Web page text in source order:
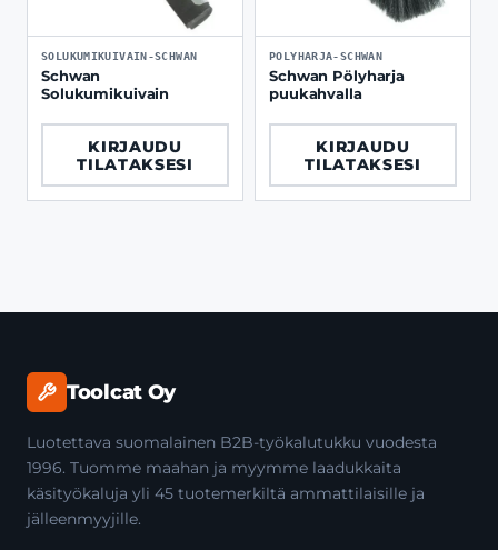
SOLUKUMIKUIVAIN-SCHWAN
Schwan
Solukumikuivain
KIRJAUDU
TILATAKSESI
POLYHARJA-SCHWAN
Schwan Pölyharja
puukahvalla
KIRJAUDU
TILATAKSESI
Toolcat Oy
Luotettava suomalainen B2B-työkalutukku vuodesta
1996. Tuomme maahan ja myymme laadukkaita
käsityökaluja yli 45 tuotemerkiltä ammattilaisille ja
jälleenmyyjille.